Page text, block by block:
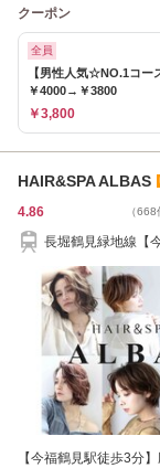
クーポン
全員
【男性人気☆NO.1コー
￥4000→￥3800
￥3,800
HAIR&SPA ALBAS
4.86 （668
長堀鶴見緑地線【
【今福鶴見駅徒歩3分